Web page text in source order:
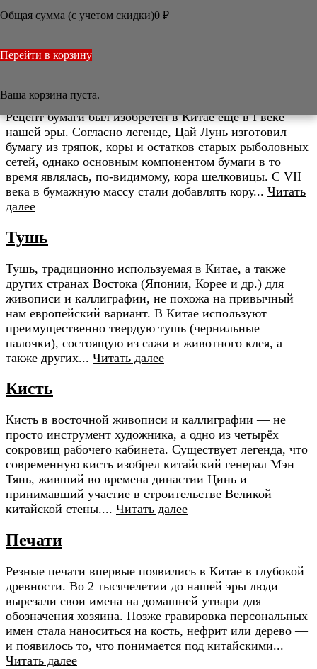
 /Статьи
Статьи
Рецепт бумаги был изобретен в Китае еще в I веке
нашей эры. Согласно легенде, Цай Лунь изготовил
бумагу из тряпок, коры и остатков старых рыболовных
сетей, однако основным компонентом бумаги в то
время являлась, по-видимому, кора шелковицы. С VII
века в бумажную массу стали добавлять кору... Читать
далее
Тушь
Тушь, традиционно используемая в Китае, а также
других странах Востока (Японии, Корее и др.) для
живописи и каллиграфии, не похожа на привычный
нам европейский вариант. В Китае используют
преимущественно твердую тушь (чернильные
палочки), состоящую из сажи и животного клея, а
также других... Читать далее
Кисть
Кисть в восточной живописи и каллиграфии — не
просто инструмент художника, а одно из четырёх
сокровищ рабочего кабинета. Существует легенда, что
современную кисть изобрел китайский генерал Мэн
Тянь, живший во времена династии Цинь и
принимавший участие в строительстве Великой
китайской стены.... Читать далее
Печати
Резные печати впервые появились в Китае в глубокой
древности. Во 2 тысячелетии до нашей эры люди
вырезали свои имена на домашней утвари для
обозначения хозяина. Позже гравировка персональных
имен стала наноситься на кость, нефрит или дерево —
и появилось то, что понимается под китайскими...
Читать далее
Общая сумма (с учетом скидки)0 ₽
Перейти в корзину
Ваша корзина пуста.